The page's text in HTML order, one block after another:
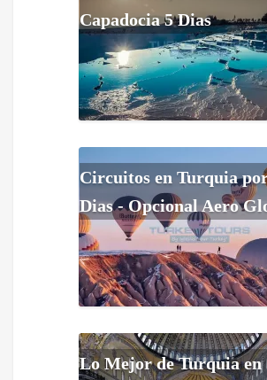
Capadocia 5 Dias
Circuitos en Turquia
Dias - Opcional Aero
Lo Mejor de Turquia en